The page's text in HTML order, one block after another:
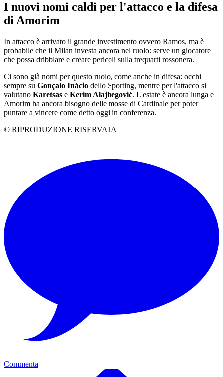
I nuovi nomi caldi per l'attacco e la difesa
di Amorim
In attacco è arrivato il grande investimento ovvero Ramos, ma è
probabile che il Milan investa ancora nel ruolo: serve un giocatore
che possa dribblare e creare pericoli sulla trequarti rossonera.
Ci sono già nomi per questo ruolo, come anche in difesa: occhi
sempre su Gonçalo Inácio dello Sporting, mentre per l'attacco si
valutano Karetsas e Kerim Alajbegović. L'estate è ancora lunga e
Amorim ha ancora bisogno delle mosse di Cardinale per poter
puntare a vincere come detto oggi in conferenza.
© RIPRODUZIONE RISERVATA
Commenta